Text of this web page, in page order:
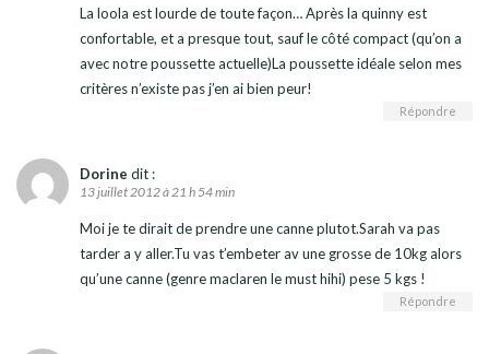
La loola est lourde de toute façon… Après la quinny est
confortable, et a presque tout, sauf le côté compact (qu’on a
avec notre poussette actuelle)La poussette idéale selon mes
critères n’existe pas j’en ai bien peur!
Répondre
Dorine dit :
13 juillet 2012 à 21 h 54 min
Moi je te dirait de prendre une canne plutot.Sarah va pas
tarder a y aller.Tu vas t’embeter av une grosse de 10kg alors
qu’une canne (genre maclaren le must hihi) pese 5 kgs !
Répondre